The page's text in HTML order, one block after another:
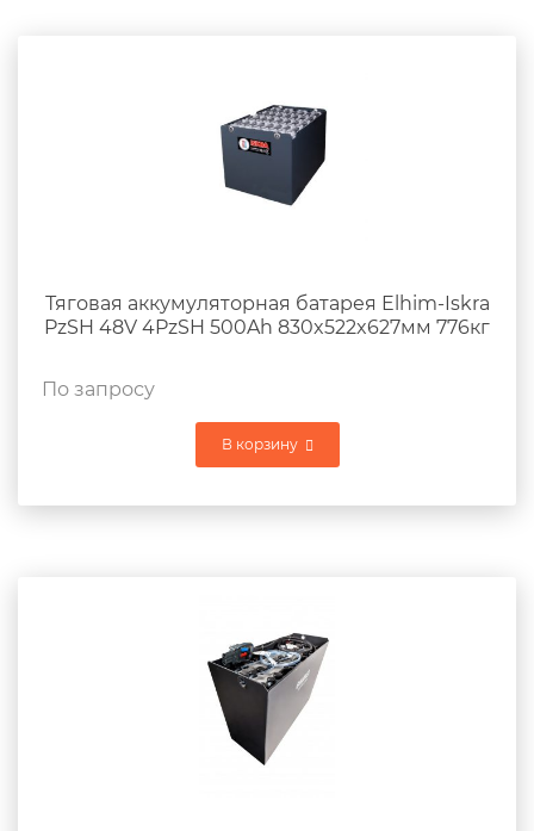
Тяговая аккумуляторная батарея Elhim-Iskra
PzSH 48V 4PzSH 500Ah 830x522x627мм 776кг
По запросу
В корзину